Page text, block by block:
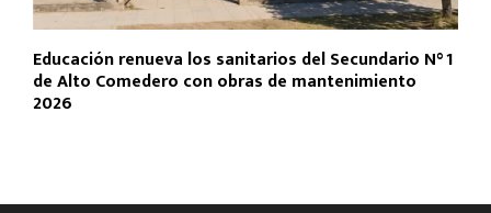
Educación renueva los sanitarios del Secundario N° 1
de Alto Comedero con obras de mantenimiento
2026